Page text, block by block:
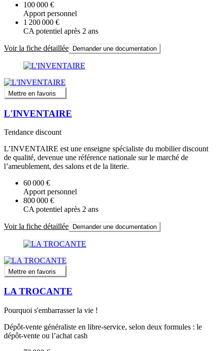
100 000 €
Apport personnel
1 200 000 €
CA potentiel après 2 ans
Voir la fiche détaillée Demander une documentation
Mettre en favoris
L'INVENTAIRE
Tendance discount
L’INVENTAIRE est une enseigne spécialiste du mobilier discount
de qualité, devenue une référence nationale sur le marché de
l’ameublement, des salons et de la literie.
60 000 €
Apport personnel
800 000 €
CA potentiel après 2 ans
Voir la fiche détaillée Demander une documentation
Mettre en favoris
LA TROCANTE
Pourquoi s'embarrasser la vie !
Dépôt-vente généraliste en libre-service, selon deux formules : le
dépôt-vente ou l’achat cash